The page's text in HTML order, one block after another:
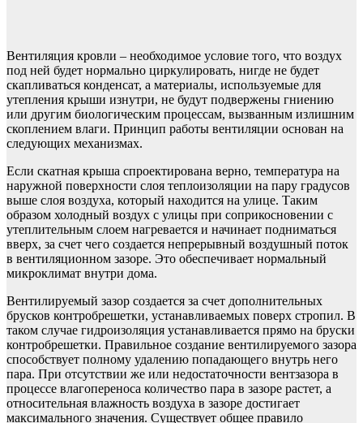
Вентиляция кровли – необходимое условие того, что воздух
под ней будет нормально циркулировать, нигде не будет
скапливаться конденсат, а материалы, используемые для
утепления крыши изнутри, не будут подвержены гниению
или другим биологическим процессам, вызванным излишним
скоплением влаги. Принцип работы вентиляции основан на
следующих механизмах.
Если скатная крыша спроектирована верно, температура на
наружной поверхности слоя теплоизоляции на пару градусов
выше слоя воздуха, который находится на улице. Таким
образом холодный воздух с улицы при соприкосновении с
утеплительным слоем нагревается и начинает подниматься
вверх, за счет чего создается непрерывный воздушный поток
в вентиляционном зазоре. Это обеспечивает нормальный
микроклимат внутри дома.
Вентилируемый зазор создается за счет дополнительных
брусков контробрешетки, устанавливаемых поверх стропил. В
таком случае гидроизоляция устанавливается прямо на бруски
контробрешетки. Правильное создание вентилируемого зазора
способствует полному удалению попадающего внутрь него
пара. При отсутствии же или недостаточности вентзазора в
процессе влагопереноса количество пара в зазоре растет, а
относительная влажность воздуха в зазоре достигает
максимального значения. Существует общее правило